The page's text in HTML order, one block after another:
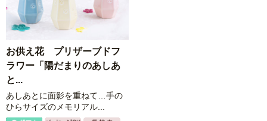
お供え花 プリザーブドフ
ラワー「陽だまりのあしあ
と...
あしあとに面影を重ねて…手の
ひらサイズのメモリアル...